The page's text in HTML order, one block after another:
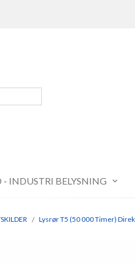
- INDUSTRI BELYSNING
Lysrør T5 (50 000 Timer)